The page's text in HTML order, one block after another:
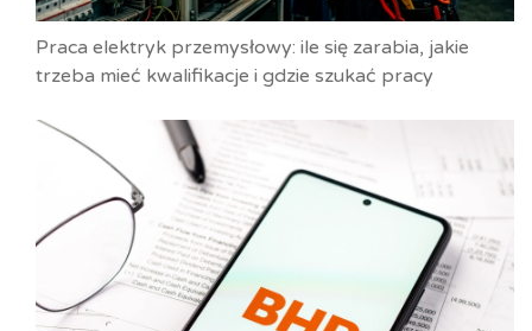
Praca elektryk przemysłowy: ile się zarabia, jakie
trzeba mieć kwalifikacje i gdzie szukać pracy